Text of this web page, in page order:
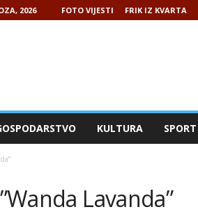
2026 FOTO VIJESTI FRIK IZ KVARTA
KULTURA SPORT
Lavanda”